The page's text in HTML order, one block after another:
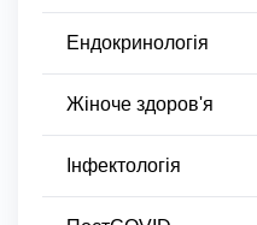
Ендокринологія
Жіноче здоров'я
Інфектологія